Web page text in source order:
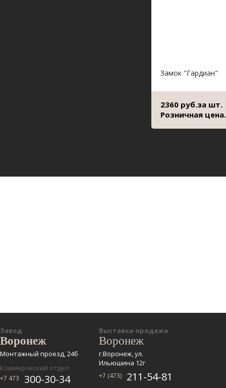
Замок "Гардиан"
2360 руб.за шт.
Розничная цена.
Завод
Воронеж
Монтажный проезд, 24б
Коммерческий отдел:
+7 473 300-30-34
Выставка-продажа
Воронеж
г.Воронеж, ул.
Ильюшина 12г
+7 (473) 211-54-81